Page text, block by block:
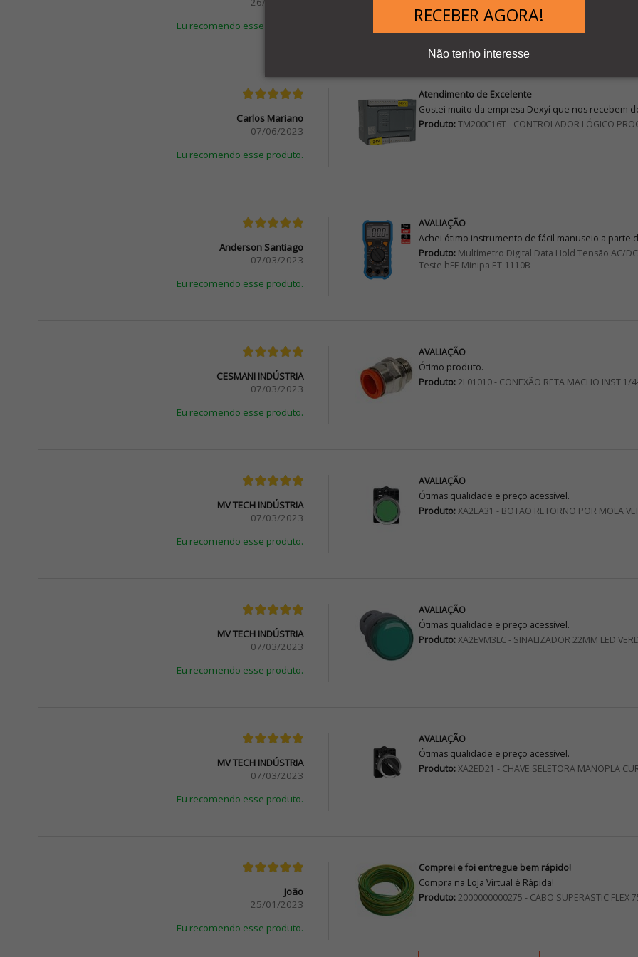
RECEBER AGORA!
Não tenho interesse
Eu recomendo esse produto.
Carlos Mariano
07/06/2023
Eu recomendo esse produto.
Atendimento de Excelente
Gostei muito da empresa Dexyí que nos recebem
Produto:TM200C16T - CONTROLADOR LÓGICO
Anderson Santiago
07/03/2023
Eu recomendo esse produto.
AVALIAÇÃO
Achei ótimo instrumento de fácil manuseio a parte
Produto:Multímetro Digital Data Hold Tensão AC/
Teste hFE Minipa ET-1110B
CESMANI INDÚSTRIA
07/03/2023
Eu recomendo esse produto.
AVALIAÇÃO
Ótimo produto.
Produto:2L01010 - CONEXÃO RETA MACHO INST 1/
MV TECH INDÚSTRIA
07/03/2023
Eu recomendo esse produto.
AVALIAÇÃO
Ótimas qualidade e preço acessível.
Produto:XA2EA31 - BOTAO RETORNO POR MOLA
MV TECH INDÚSTRIA
07/03/2023
Eu recomendo esse produto.
AVALIAÇÃO
Ótimas qualidade e preço acessível.
Produto:XA2EVM3LC - SINALIZADOR 22MM LED
MV TECH INDÚSTRIA
07/03/2023
Eu recomendo esse produto.
AVALIAÇÃO
Ótimas qualidade e preço acessível.
Produto:XA2ED21 - CHAVE SELETORA MANOPLA
João
25/01/2023
Eu recomendo esse produto.
Comprei e foi entregue bem rápido!
Compra na Loja Virtual é Rápida!
Produto:2000000000275 - CABO SUPERASTIC FLEX